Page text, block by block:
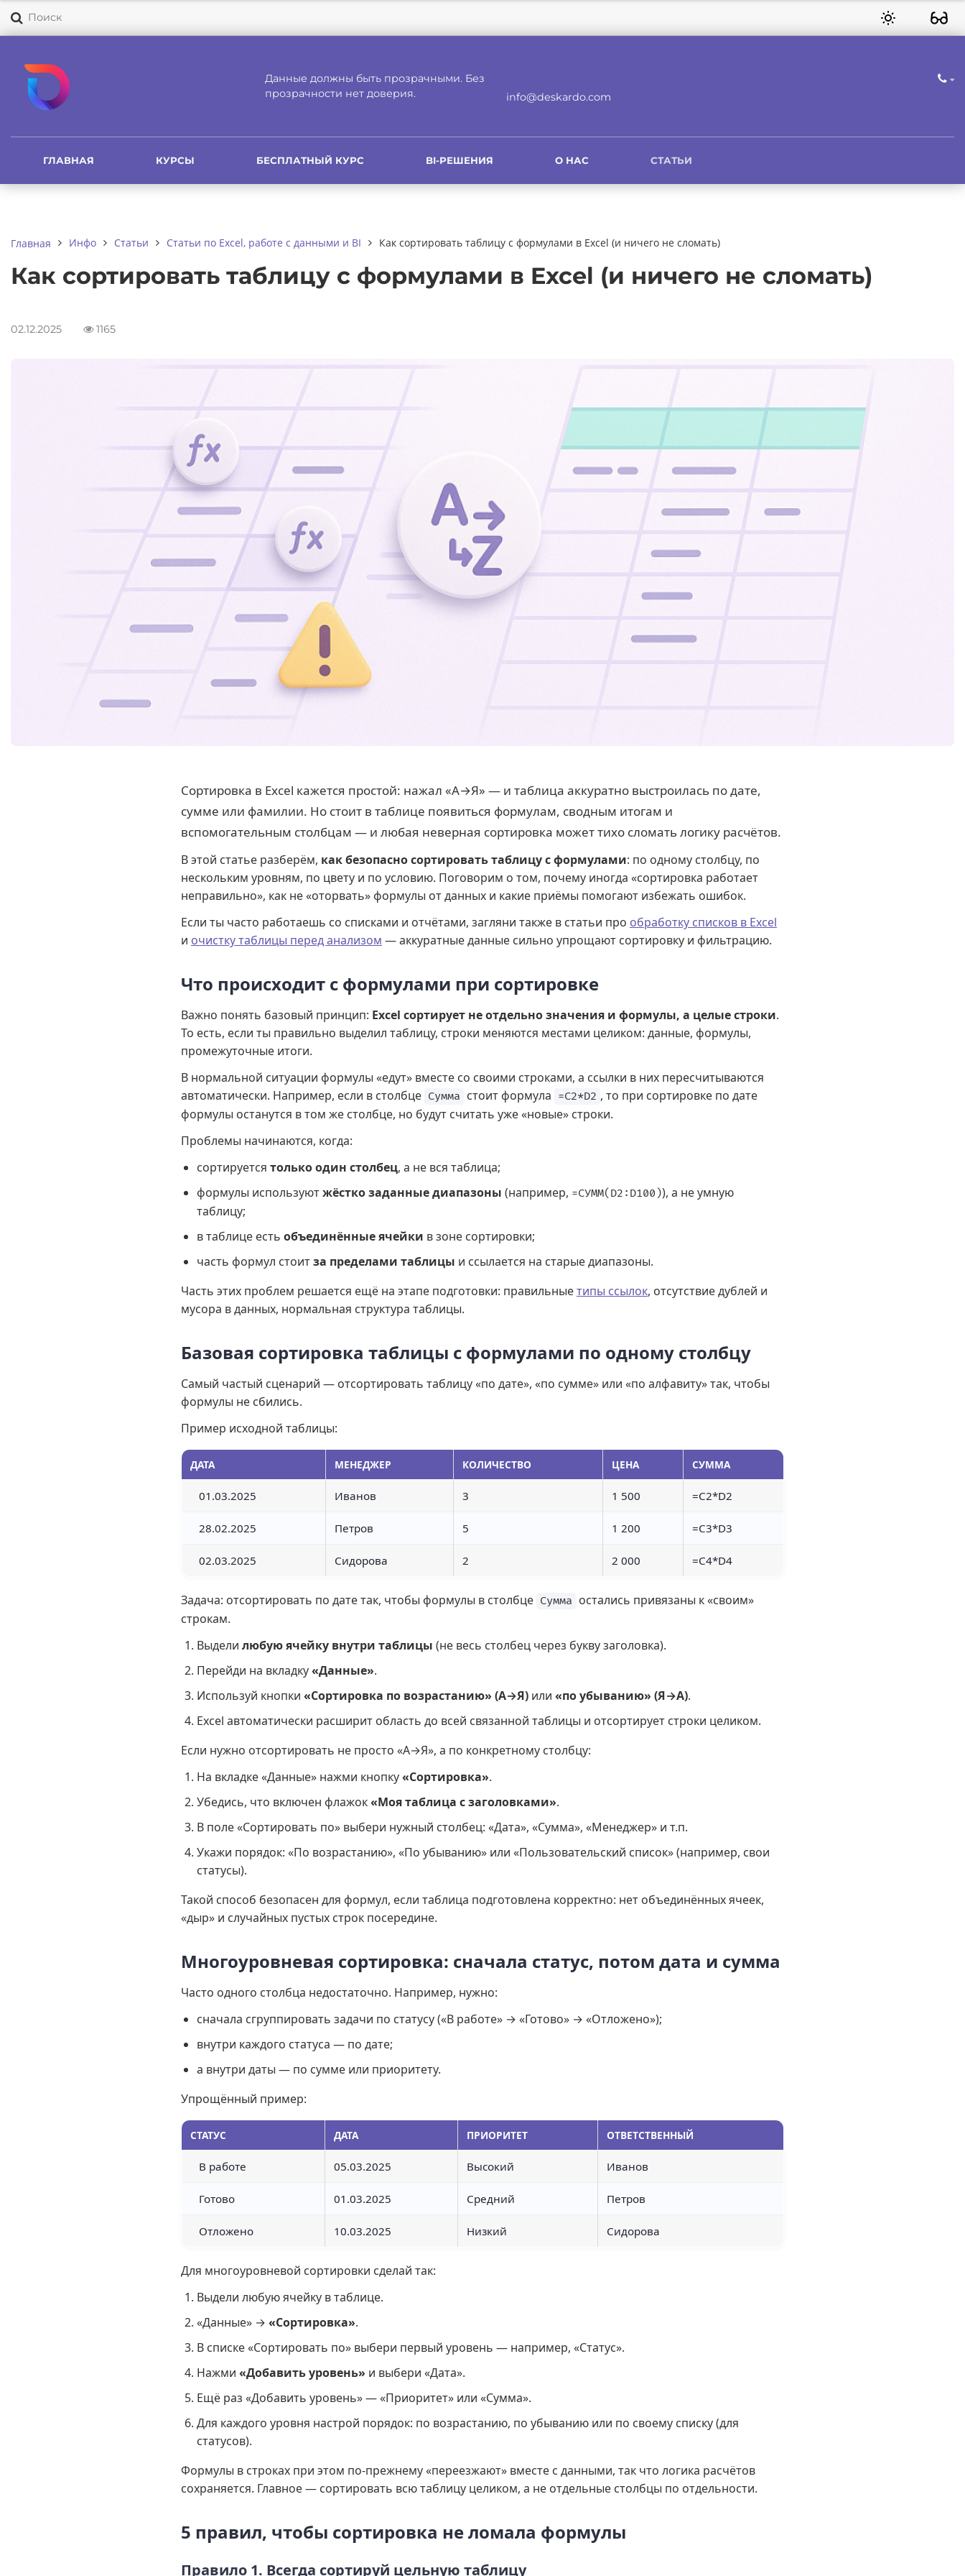
Поиск
Данные должны быть прозрачными. Без
прозрачности нет доверия.
info@deskardo.com
ГЛАВНАЯ КУРСЫ БЕСПЛАТНЫЙ КУРС BI-РЕШЕНИЯ О НАС СТАТЬИ
Главная Инфо Статьи Статьи по Excel, работе с данными и BI Как сортировать таблицу с формулами в Excel (и ничего не сломать)
Как сортировать таблицу с формулами в Excel (и ничего не сломать)
02.12.2025 1165
Сортировка в Excel кажется простой: нажал «А→Я» — и таблица аккуратно выстроилась по дате,
сумме или фамилии. Но стоит в таблице появиться формулам, сводным итогам и
вспомогательным столбцам — и любая неверная сортировка может тихо сломать логику расчётов.
В этой статье разберём, как безопасно сортировать таблицу с формулами: по одному столбцу, по
нескольким уровням, по цвету и по условию. Поговорим о том, почему иногда «сортировка работает
неправильно», как не «оторвать» формулы от данных и какие приёмы помогают избежать ошибок.
Если ты часто работаешь со списками и отчётами, загляни также в статьи про обработку списков в Excel
и очистку таблицы перед анализом — аккуратные данные сильно упрощают сортировку и фильтрацию.
Что происходит с формулами при сортировке
Важно понять базовый принцип: Excel сортирует не отдельно значения и формулы, а целые строки.
То есть, если ты правильно выделил таблицу, строки меняются местами целиком: данные, формулы,
промежуточные итоги.
В нормальной ситуации формулы «едут» вместе со своими строками, а ссылки в них пересчитываются
автоматически. Например, если в столбце Сумма стоит формула =C2*D2 , то при сортировке по дате
формулы останутся в том же столбце, но будут считать уже «новые» строки.
Проблемы начинаются, когда:
сортируется только один столбец, а не вся таблица;
формулы используютжёстко заданные диапазоны (например, =СУММ(D2:D100)), а не умную
таблицу;
в таблице есть объединённые ячейки в зоне сортировки;
часть формул стоитза пределами таблицы и ссылается на старые диапазоны.
Часть этих проблем решается ещё на этапе подготовки: правильныетипы ссылок, отсутствие дублей и
мусора в данных, нормальная структура таблицы.
Базовая сортировка таблицы с формулами по одному столбцу
Самый частый сценарий — отсортировать таблицу «по дате», «по сумме» или «по алфавиту» так, чтобы
формулы не сбились.
Пример исходной таблицы:
ДАТА МЕНЕДЖЕР КОЛИЧЕСТВО ЦЕНА СУММА
01.03.2025 Иванов 3 1 500 =C2*D2
28.02.2025 Петров 5 1 200 =C3*D3
02.03.2025 Сидорова 2 2 000 =C4*D4
Задача: отсортировать по дате так, чтобы формулы в столбце Сумма остались привязаны к «своим»
строкам.
Выдели любую ячейку внутри таблицы (не весь столбец через букву заголовка).
Перейди на вкладку«Данные».
Используй кнопки «Сортировка по возрастанию» (А→Я) или «по убыванию» (Я→А).
Excel автоматически расширит область до всей связанной таблицы и отсортирует строки целиком.
Если нужно отсортировать не просто «А→Я», а по конкретному столбцу:
На вкладке «Данные» нажми кнопку«Сортировка».
Убедись, что включен флажок«Моя таблица с заголовками».
В поле «Сортировать по» выбери нужный столбец: «Дата», «Сумма», «Менеджер» и т.п.
Укажи порядок: «По возрастанию», «По убыванию» или «Пользовательский список» (например, свои
статусы).
Такой способ безопасен для формул, если таблица подготовлена корректно: нет объединённых ячеек,
«дыр» и случайных пустых строк посередине.
Многоуровневая сортировка: сначала статус, потом дата и сумма
Часто одного столбца недостаточно. Например, нужно:
сначала сгруппировать задачи по статусу («В работе» → «Готово» → «Отложено»);
внутри каждого статуса — по дате;
а внутри даты — по сумме или приоритету.
Упрощённый пример:
СТАТУС ДАТА ПРИОРИТЕТ ОТВЕТСТВЕННЫЙ
В работе 05.03.2025 Высокий Иванов
Готово 01.03.2025 Средний Петров
Отложено 10.03.2025 Низкий Сидорова
Для многоуровневой сортировки сделай так:
Выдели любую ячейку в таблице.
«Данные» → «Сортировка».
В списке «Сортировать по» выбери первый уровень — например, «Статус».
Нажми «Добавить уровень» и выбери «Дата».
Ещё раз «Добавить уровень» — «Приоритет» или «Сумма».
Для каждого уровня настрой порядок: по возрастанию, по убыванию или по своему списку (для
статусов).
Формулы в строках при этом по-прежнему «переезжают» вместе с данными, так что логика расчётов
сохраняется. Главное — сортировать всю таблицу целиком, а не отдельные столбцы по отдельности.
5 правил, чтобы сортировка не ломала формулы
Правило 1. Всегда сортируй цельную таблицу